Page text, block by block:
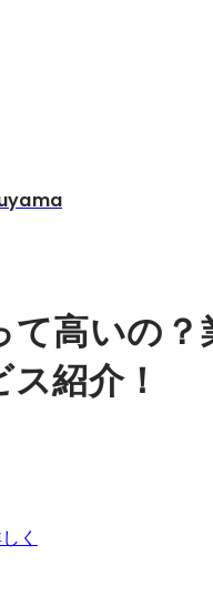
高いの？
紹介！
く